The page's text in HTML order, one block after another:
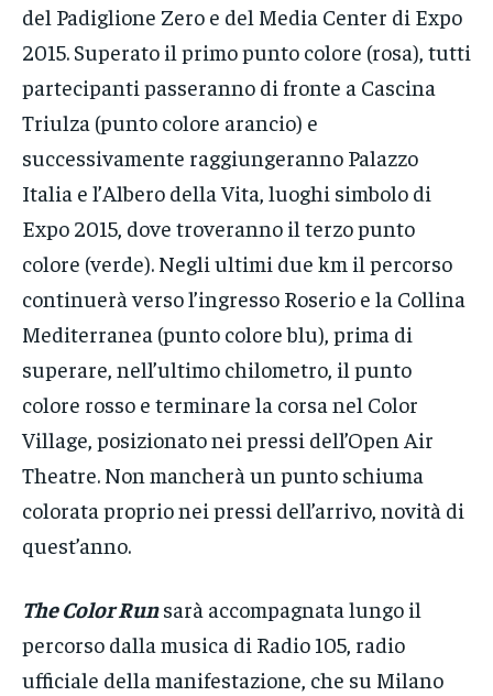
del Padiglione Zero e del Media Center di Expo
2015. Superato il primo punto colore (rosa), tutti
partecipanti passeranno di fronte a Cascina
Triulza (punto colore arancio) e
successivamente raggiungeranno Palazzo
Italia e l’Albero della Vita, luoghi simbolo di
Expo 2015, dove troveranno il terzo punto
colore (verde). Negli ultimi due km il percorso
continuerà verso l’ingresso Roserio e la Collina
Mediterranea (punto colore blu), prima di
superare, nell’ultimo chilometro, il punto
colore rosso e terminare la corsa nel Color
Village, posizionato nei pressi dell’Open Air
Theatre. Non mancherà un punto schiuma
colorata proprio nei pressi dell’arrivo, novità di
quest’anno.
The Color Runsarà accompagnata lungo il
percorso dalla musica di Radio 105, radio
ufficiale della manifestazione, che su Milano